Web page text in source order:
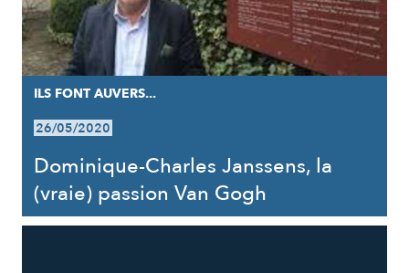
ILS FONT AUVERS...
26/05/2020
Dominique-Charles Janssens, la
(vraie) passion Van Gogh